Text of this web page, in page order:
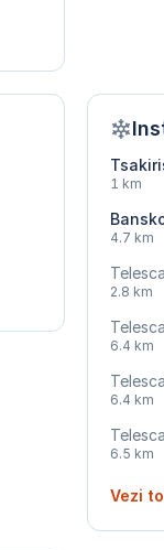
1 km
4.7 km
2.8 km
6.4 km
6.4 km
6.5 km
Vezi